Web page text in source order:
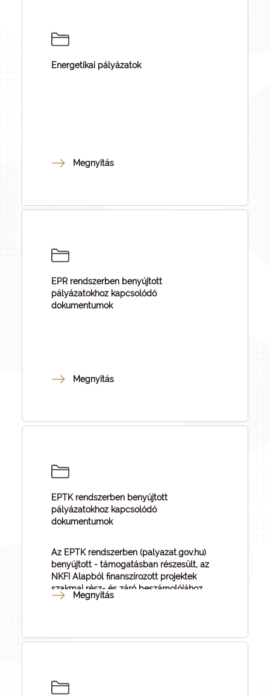
Energetikai pályázatok
Megnyitás
EPR rendszerben benyújtott
pályázatokhoz kapcsolódó
dokumentumok
Megnyitás
EPTK rendszerben benyújtott
pályázatokhoz kapcsolódó
dokumentumok
Az EPTK rendszerben (palyazat.gov.hu)
benyújtott - támogatásban részesült, az
NKFI Alapból finanszírozott projektek
szakmai rész- és záró beszámolójához
kapcsolódó dokumentumok.
Megnyitás